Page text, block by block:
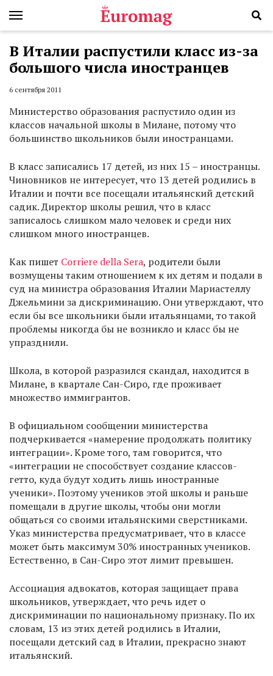
В Италии распустили класс из-за
большого числа иностранцев
6 сентября 2011
Министерство образования распустило один из
классов начальной школы в Милане, потому что
большинство школьников были иностранцами.
В класс записались 17 детей, из них 15 – иностранцы.
Чиновников не интересует, что 13 детей родились в
Италии и почти все посещали итальянский детский
садик. Директор школы решил, что в класс
записалось слишком мало человек и среди них
слишком много иностранцев.
Как пишет Corriere della Sera, родители были
возмущены таким отношением к их детям и подали в
суд на министра образования Италии Мариастеллу
Джельмини за дискриминацию. Они утверждают, что
если бы все школьники были итальянцами, то такой
проблемы никогда бы не возникло и класс бы не
упразднили.
Школа, в которой разразился скандал, находится в
Милане, в квартале Сан-Сиро, где проживает
множество иммигрантов.
В официальном сообщении министерства
подчеркивается «намерение продолжать политику
интеграции». Кроме того, там говорится, что
«интеграции не способствует создание классов-
гетто, куда будут ходить лишь иностранные
ученики». Поэтому учеников этой школы и раньше
помещали в другие школы, чтобы они могли
общаться со своими итальянскими сверстниками.
Указ министерства предусматривает, что в классе
может быть максимум 30% иностранных учеников.
Естественно, в Сан-Сиро этот лимит превышен.
Ассоциация адвокатов, которая защищает права
школьников, утверждает, что речь идет о
дискриминации по национальному признаку. По их
словам, 13 из этих детей родились в Италии,
посещали детский сад в Италии, прекрасно знают
итальянский.